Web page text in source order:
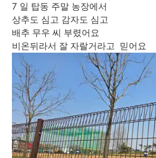
7 일 탑동 주말 농장에서
상추도 심고 감자도 심고
배추 무우 씨 부렸어요
비온뒤라서 잘 자랄거라고 믿어요